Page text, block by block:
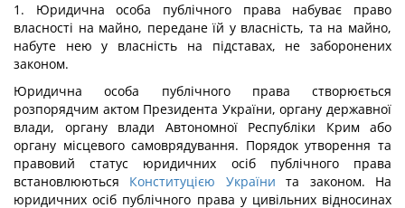
1. Юридична особа публічного права набуває право
власності на майно, передане їй у власність, та на майно,
набуте нею у власність на підставах, не заборонених
законом.
Юридична особа публічного права створюється
розпорядчим актом Президента України, органу державної
влади, органу влади Автономної Республіки Крим або
органу місцевого самоврядування. Порядок утворення та
правовий статус юридичних осіб публічного права
встановлюються Конституцією України та законом. На
юридичних осіб публічного права у цивільних відносинах